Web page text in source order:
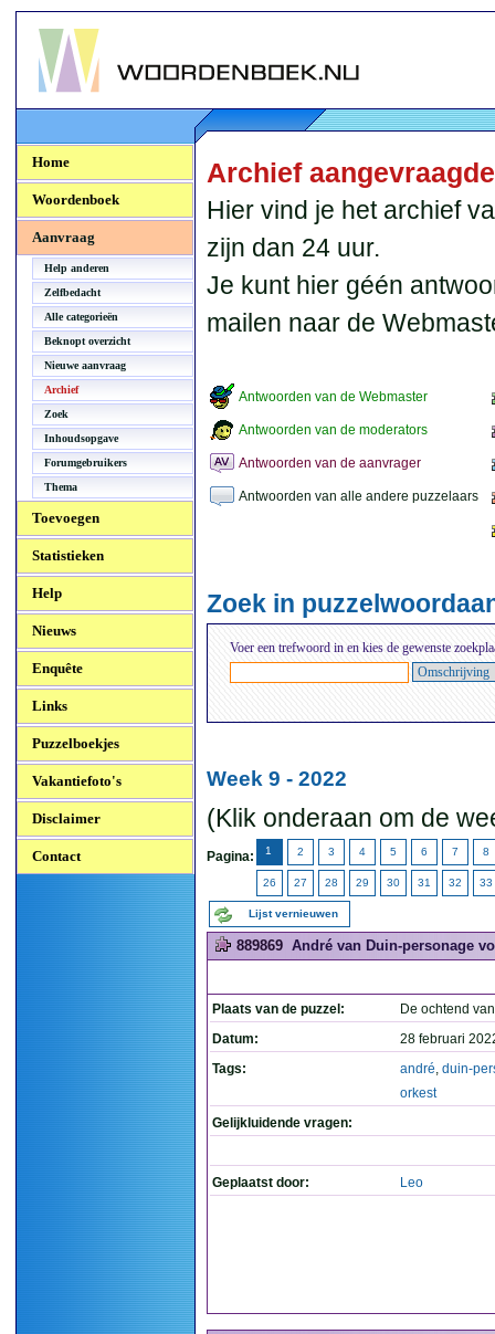
Woordenboek.NU
Home
Woordenboek
Aanvraag
Help anderen
Zelfbedacht
Alle categorieën
Beknopt overzicht
Nieuwe aanvraag
Archief
Zoek
Inhoudsopgave
Forumgebruikers
Thema
Toevoegen
Statistieken
Help
Nieuws
Enquête
Links
Puzzelboekjes
Vakantiefoto's
Disclaimer
Contact
Archief
Hier vind je het archief
zijn dan 24 uur.
Je kunt hier géén
mailen naar de
Antwoorden van de Webmaster
Antwoorden van de moderators
Antwoorden van de aanvrager
Antwoorden van alle andere puzzelaars
Zoek in
Voer een trefwoord in en kies de gewenste
Week 9 - 2022
(Klik onderaan om de
Pagina: 1 2 3 4 5 6 7 8
26 27 28 29 30 31 32 33
Lijst vernieuwen
889869 André van Duin-personage
Plaats van de puzzel:
De ochtend
Datum:
28 februari
Tags:
andré, duin-
orkest
Gelijkluidende vragen:
Geplaatst door: Leo